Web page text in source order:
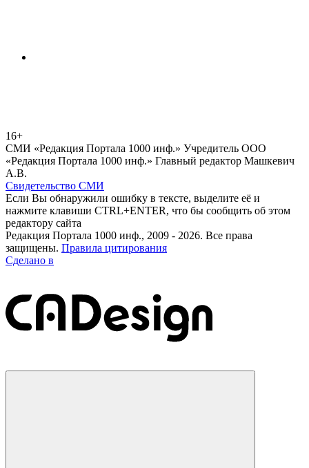
16+
СМИ «Редакция Портала 1000 инф.» Учредитель ООО
«Редакция Портала 1000 инф.» Главный редактор Машкевич
А.В.
Свидетельство СМИ
Если Вы обнаружили ошибку в тексте, выделите её и
нажмите клавиши CTRL+ENTER, что бы сообщить об этом
редактору сайта
Редакция Портала 1000 инф., 2009 - 2026. Все права
защищены. Правила цитирования
Сделано в